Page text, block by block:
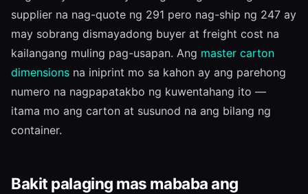
supplier na nag-quote ng 291 pero nag-ship ng 247 ay
may sobrang dismayadong buyer at freight cost na
kailangang muling pag-usapan. Ang master carton
dimensions na iniprint mo sa kahon ay ang parehong
numero na nagpapatakbo ng kuwentahang ito —
itama mo ang carton at susunod na ang bilang ng
container.
Bakit palaging mas mababa ang